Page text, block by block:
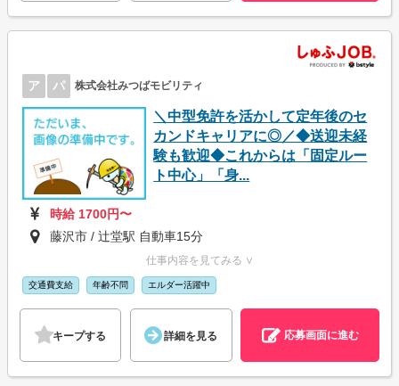
ア パ 株式会社みつばモビリティ
＼中型免許を活かして定年後のセ
カンドキャリアに◎／◆送迎未経
験も歓迎◆これからは「固定ルー
ト中心」「身...
時給 1700円〜
藤沢市 / 辻堂駅 自動車15分
仕事内容を見てみる ∨
交通費支給 年齢不問 エルダー活躍中
キープする 詳細を見る 応募画面に進む